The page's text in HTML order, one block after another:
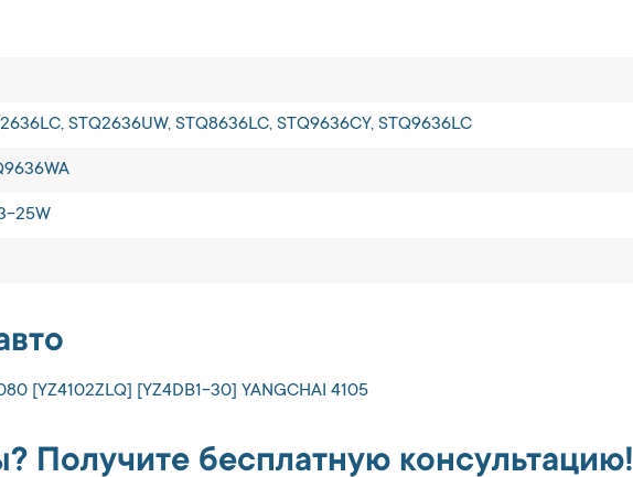
STQ2636UW, STQ8636LC, STQ9636CY, STQ9636LC
25W
[YZ4102ZLQ] [YZ4DB1-30] YANGCHAI 4105
Получите бесплатную консультацию!